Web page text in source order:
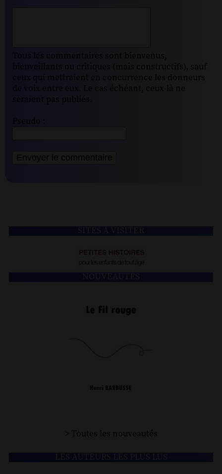
Tous les commentaires sont bienvenus,
bienveillants ou critiques (mais constructifs), sauf
ceux qui mettraient en concurrence les donneurs
de voix entre eux. Le cas échéant, ceux-là ne
seraient pas publiés.
Pseudo :
> Toutes les nouveautés